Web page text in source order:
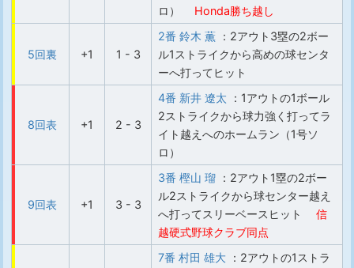
ロ）
Honda勝ち越し
5回裏 +1 1 - 3
2番 鈴木 薫 ：2アウト3塁の2ボー
ル1ストライクから高めの球センタ
ーへ打ってヒット
8回表 +1 2 - 3
4番 新井 遼太 ：1アウトの1ボール
2ストライクから球力強く打ってラ
イト越えへのホームラン（1号ソ
ロ）
9回表 +1 3 - 3
3番 樫山 瑠 ：2アウト1塁の2ボー
ル2ストライクから球センター越え
へ打ってスリーベースヒット
信
越硬式野球クラブ同点
7番 村田 雄大 ：2アウトの1ストラ